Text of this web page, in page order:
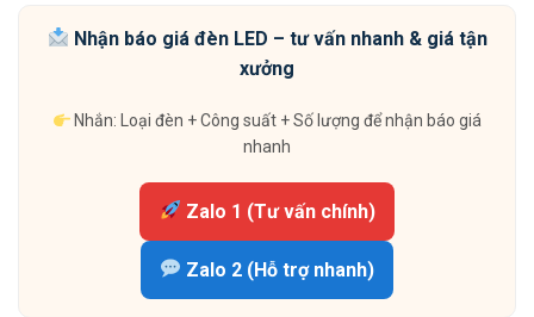
Nhận báo giá đèn LED – tư vấn nhanh & giá tận
xưởng
Nhắn: Loại đèn + Công suất + Số lượng để nhận báo giá
nhanh
Zalo 1 (Tư vấn chính)
Zalo 2 (Hỗ trợ nhanh)